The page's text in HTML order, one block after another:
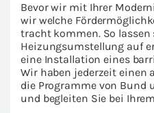
Bevor wir mit Ihrer
wir wel­che
tracht kom­men. So
Hei­zungs­um­stel­lung auf
eine In­stal­la­ti­on eines
Wir haben je­der­zeit einen
die Pro­gram­me von Bund
und be­glei­ten Sie bei